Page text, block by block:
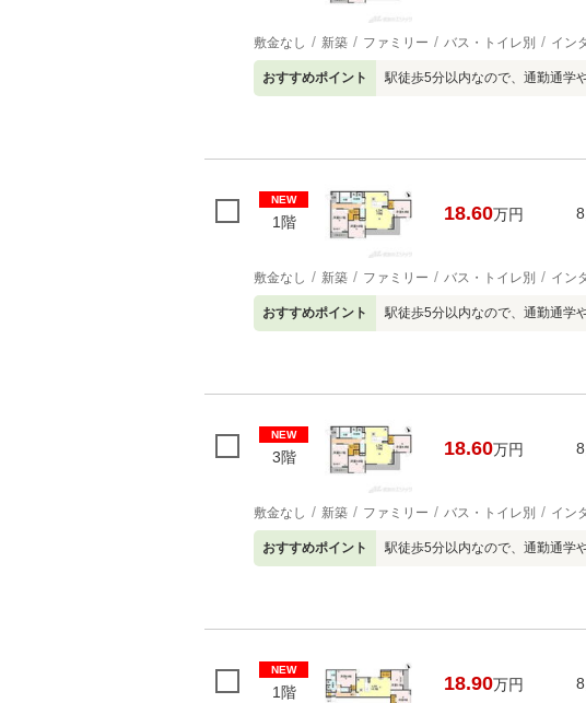
敷金なし 新築 ファミリー バス・トイレ別 イン
おすすめポイント 駅徒歩5分以内なので、通勤通学
NEW
1階 18.60万円
敷金なし 新築 ファミリー バス・トイレ別 イン
おすすめポイント 駅徒歩5分以内なので、通勤通学
NEW
3階 18.60万円
敷金なし 新築 ファミリー バス・トイレ別 イン
おすすめポイント 駅徒歩5分以内なので、通勤通学
NEW
1階 18.90万円